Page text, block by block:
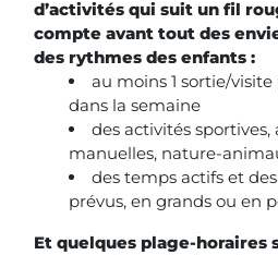
d’activités qui suit un fil
compte avant tout des
des rythmes des enfants :
au moins 1 sortie/
dans la semaine
des activités sportives,
manuelles, nature-
des temps actifs et
prévus, en grands ou en
Et quelques plage-horaires